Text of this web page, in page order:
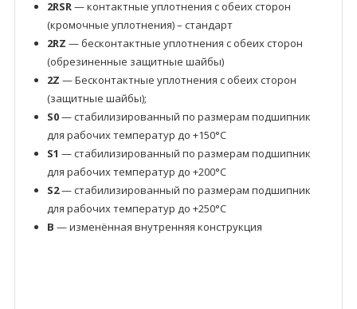
2RSR— контактные уплотнения с обеих сторон
(кромочные уплотнения) – стандарт
2RZ — бесконтактные уплотнения с обеих сторон
(обрезиненные защитные шайбы)
2Z — Бесконтактные уплотнения с обеих сторон
(защитные шайбы);
S0— стабилизированный по размерам подшипник
для рабочих температур до +150°C
S1 — стабилизированный по размерам подшипник
для рабочих температур до +200°C
S2— стабилизированный по размерам подшипник
для рабочих температур до +250°C
B — изменённая внутренняя конструкция